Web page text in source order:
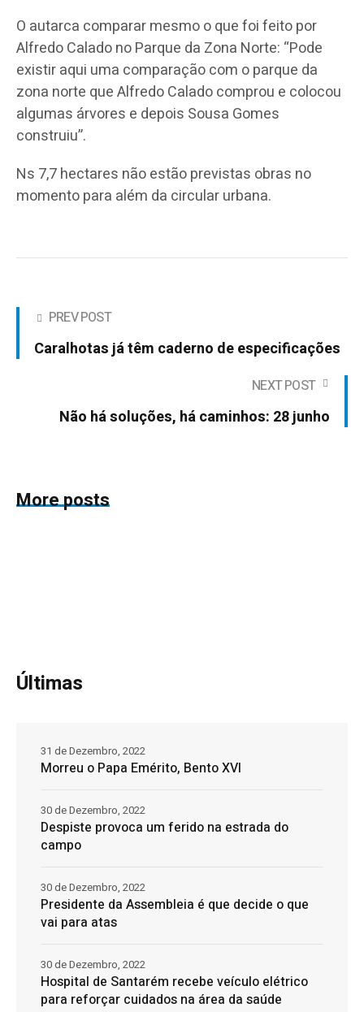
O autarca comparar mesmo o que foi feito por
Alfredo Calado no Parque da Zona Norte: “Pode
existir aqui uma comparação com o parque da
zona norte que Alfredo Calado comprou e colocou
algumas árvores e depois Sousa Gomes
construiu”.
Ns 7,7 hectares não estão previstas obras no
momento para além da circular urbana.
PREV POST
Caralhotas já têm caderno de especificações
NEXT POST
Não há soluções, há caminhos: 28 junho
More posts
Últimas
Morreu o Papa Emérito, Bento XVI
31 de Dezembro, 2022
Despiste provoca um ferido na estrada do
campo
30 de Dezembro, 2022
Presidente da Assembleia é que decide o que
vai para atas
30 de Dezembro, 2022
Hospital de Santarém recebe veículo elétrico
para reforçar cuidados na área da saúde
30 de Dezembro, 2022